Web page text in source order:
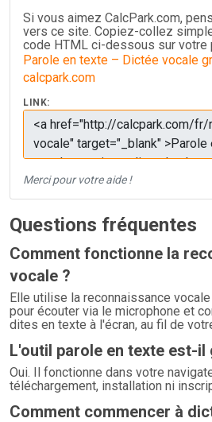
Si vous aimez CalcPark.com,
vers ce site. Copiez-collez
code HTML ci-dessous sur votre
Parole en texte – Dictée vocale
calcpark.com
LINK:
Merci pour votre aide !
Questions fréquentes
Comment fonctionne la
vocale ?
Elle utilise la reconnaissance
pour écouter via le microphone et
dites en texte à l'écran, au fil de
L'outil parole en texte est-il
Oui. Il fonctionne dans votre
téléchargement, installation ni
Comment commencer à